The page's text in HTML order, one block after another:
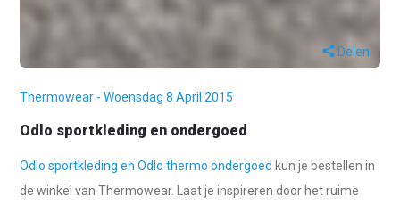
Delen
Thermowear - Woensdag 8 April 2015
Odlo sportkleding en ondergoed
Odlo sportkleding en Odlo thermo ondergoed kun je bestellen in
de winkel van Thermowear. Laat je inspireren door het ruime